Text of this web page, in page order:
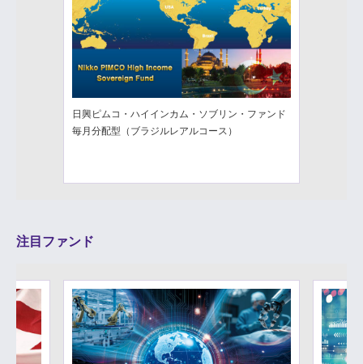
日興ピムコ・ハイインカム・ソブリン・ファンド
毎月分配型（ブラジルレアルコース）
注目ファンド